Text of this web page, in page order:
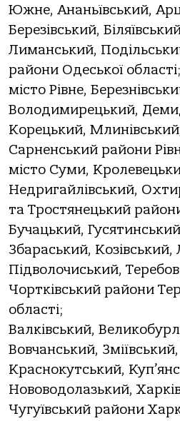
Южне, Ананьївський,
Березівський,
Лиманський,
райони Одеської області;
місто Рівне,
Володимирецький,
Корецький,
Сарненський райони
місто Суми,
Недригайлівський,
та Тростянецький
Бучацький,
Збараський, Козівський,
Підволочиський,
Чортківський райони
області;
Валківський,
Вовчанський,
Краснокутський,
Нововодолазький,
Чугуївський райони